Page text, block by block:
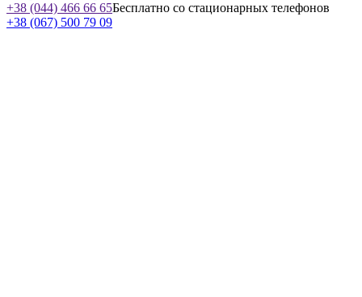
+38 (044) 466 66 65Бесплатно со стационарных телефонов
+38 (067) 500 79 09